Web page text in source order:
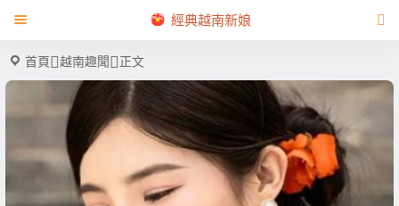
經典越南新娘
首頁 越南趣聞 正文